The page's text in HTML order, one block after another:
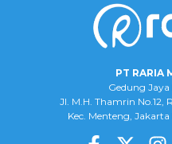
PT RARIA
Gedung
Jl. M.H. Thamrin No.12,
Kec. Menteng,